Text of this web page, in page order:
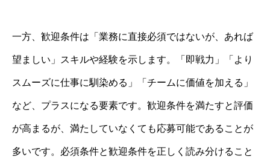
一方、歓迎条件は「業務に直接必須ではないが、あれば
望ましい」スキルや経験を示します。「即戦力」「より
スムーズに仕事に馴染める」「チームに価値を加える」
など、プラスになる要素です。歓迎条件を満たすと評価
が高まるが、満たしていなくても応募可能であることが
多いです。必須条件と歓迎条件を正しく読み分けること